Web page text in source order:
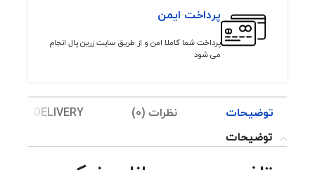
پرداخت ایمن
پرداخت شما کاملا امن و از طریق سایت زرین پال انجام
می شود
توضیحات نظرات (0)
& DELIVERY
توضیحات